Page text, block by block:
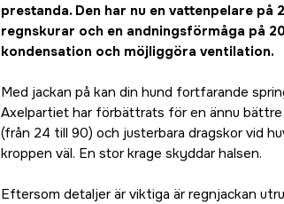
prestanda. Den har nu en vattenpelare
regnskurar och en andningsförmåga på
kondensation och möjliggöra ventilation.
Med jackan på kan din hund fortfarande
Axelpartiet har förbättrats för en ännu
(från 24 till 90) och justerbara dragskor vid
kroppen väl. En stor krage skyddar halsen.
Eftersom detaljer är viktiga är regnjackan